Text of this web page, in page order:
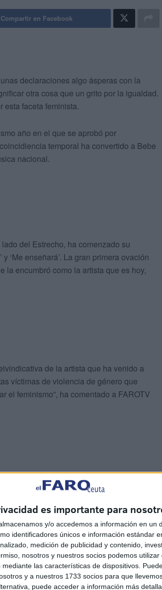
es importante para
y/o accedemos a información en un
identificadores únicos e información estándar
medición de publicidad y contenido,
nosotros y nuestros socios podemos utilizar
las características de dispositivos.
y a nuestros 1733 socios para que
puede acceder a información más
Compartir en Facebook
declaraciones algo ásperas con la
otra cosa que un grito por la igualdad.
esta faceta feminista.
año en el que se aprobó por
temporal ha convertido a Bebe
nacional.
del Estrecho, ha comenzado su
‘Me enseñará’. La gran primera ovación
la encumbró como la artista que es hoy,
de la artista que ha venido a
víctimas de violencia de género que
el feminismo”, ha comentado a FAROTV
de mi vida, me ayudó a levantarme de
ha conseguido uno de los privilegiados